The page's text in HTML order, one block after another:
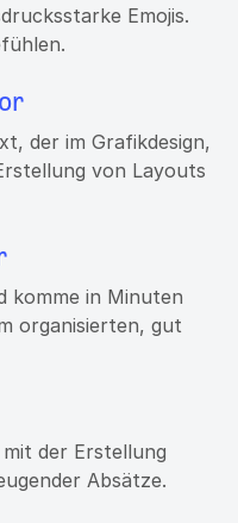
Emojis.
der im Grafikdesign,
von Layouts
komme in Minuten
organisierten, gut
der Erstellung
Absätze.